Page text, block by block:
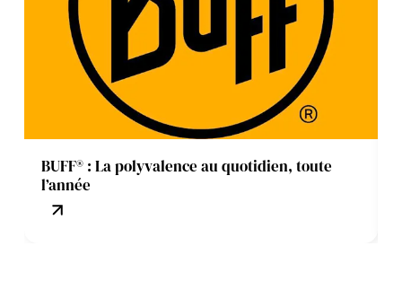
BUFF® : La polyvalence au quotidien, toute
l’année